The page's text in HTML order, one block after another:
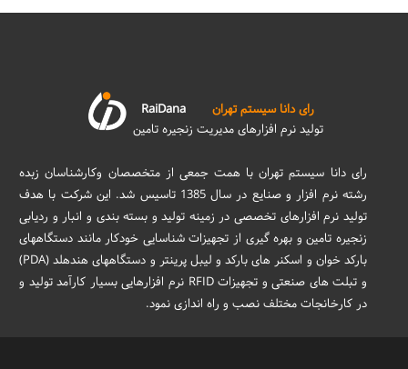
رای دانا سیستم تهران
RaiDana
تولید نرم افزارهای مدیریت زنجیره تامین
رای دانا سیستم تهران با همت جمعی از متخصصان وکارشناسان زبده
رشته نرم افزار و صنایع در سال 1385 تاسیس شد. این شرکت با هدف
تولید نرم افزارهای تخصصی در زمینه تولید و بسته بندی و انبار و ردیابی
زنجیره تامین و بهره گیری از تجهیزات شناسایی خودکار مانند دستگاههای
بارکد خوان و اسکنر های بارکد و لیبل پرینتر و دستگاههای هندهلد (PDA)
و تبلت های صنعتی و تجهیزات RFID نرم افزارهایی بسیار کارآمد تولید و
در کارخانجات مختلف نصب و راه اندازی نمود.